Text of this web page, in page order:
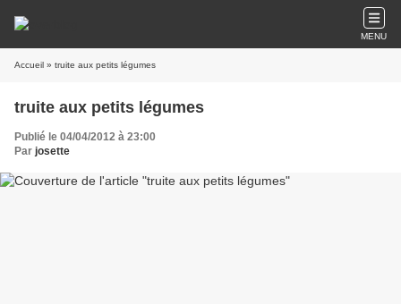
MENU
Accueil » truite aux petits légumes
truite aux petits légumes
Publié le 04/04/2012 à 23:00
Par josette